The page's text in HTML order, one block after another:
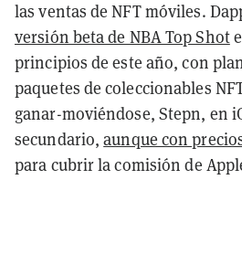
las ventas de NFT móviles.
versión beta de NBA Top Shot
principios de este año, con
paquetes de coleccionables
ganar-moviéndose, Stepn, en
secundario,aunque con
para cubrir la comisión de